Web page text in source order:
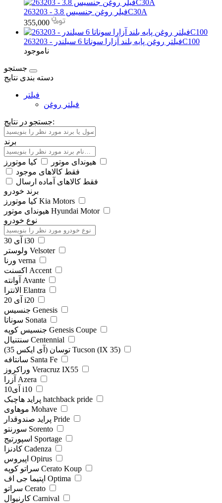
فیلر روغن جنسیس 3.8 - 263203C30A
355,000
فیلتر روغن پایه بلند آزارا سوناتا 6 سیلندر - 263203C100
ناموجود
دسته بندی نتایج
فیلتر
فیلتر روغن
جستجو در نتایج:
برند
هیوندای موتور
فقط کالاهای موجود
فقط کالاهای آماده ارسال
برند خودرو
کیا موتورز Kia Motors
هیوندای موتور Hyundai Motor
نوع خودرو
آی 30 i30
ولوستر Velsoter
ورنا verna
اکسنت Accent
آوانته Avante
الانترا Elantra
آی 20 i20
جنسیس Genesis
سوناتا Sonata
جنسیس کوپه Genesis Coupe
سنتنیال Centennial
توسان (آی ایکس 35) Tucson (IX 35)
سانتافه Santa Fe
وراکروز Veracruz IX55
آزرا Azera
آی10 i10
پراید هاچبک hatchback pride
موهاوی Mohave
پراید صندوقدار Pride
سورنتو Sorento
اسپورتیج Sportage
کادنزا Cadenza
اپیروس Opirus
سراتو کوپه Cerato Koup
اپتیما جی اف Optima
سراتو Cerato
کارنیوال Carnival